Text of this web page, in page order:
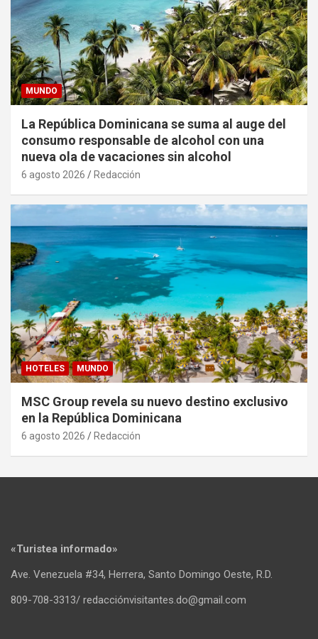
MUNDO
La República Dominicana se suma al auge del
consumo responsable de alcohol con una
nueva ola de vacaciones sin alcohol
6 agosto 2026 Redacción
HOTELES MUNDO
MSC Group revela su nuevo destino exclusivo
en la República Dominicana
6 agosto 2026 Redacción
«Turistea informado»
Ave. Venezuela #34, Herrera, Santo Domingo Oeste, R.D.
809-708-3313/ redacciónvisitantes.do@gmail.com